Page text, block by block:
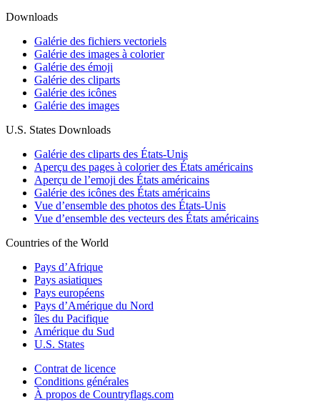
Downloads
Galérie des fichiers vectoriels
Galérie des images à colorier
Galérie des émoji
Galérie des cliparts
Galérie des icônes
Galérie des images
U.S. States Downloads
Galérie des cliparts des États-Unis
Aperçu des pages à colorier des États américains
Aperçu de l’emoji des États américains
Galérie des icônes des États américains
Vue d’ensemble des photos des États-Unis
Vue d’ensemble des vecteurs des États américains
Countries of the World
Pays d’Afrique
Pays asiatiques
Pays européens
Pays d’Amérique du Nord
îles du Pacifique
Amérique du Sud
U.S. States
Contrat de licence
Conditions générales
À propos de Countryflags.com